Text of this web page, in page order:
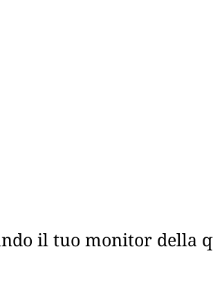
il tuo monitor della